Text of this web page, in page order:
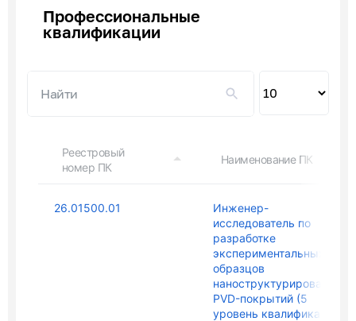
Профессиональные
квалификации
Реестровый
номер ПК
Наименование ПК
26.01500.01
Инженер-
исследователь по
разработке
экспериментальных
образцов
наноструктурированных
PVD-покрытий (5
уровень квалификации)